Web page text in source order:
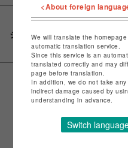
シェアする
<About foreign
We will translate the
automatic translation service.
Since this service is an
translated correctly and may
page before translation.
In addition, we do not take
indirect damage caused by
understanding in advance.
Switch